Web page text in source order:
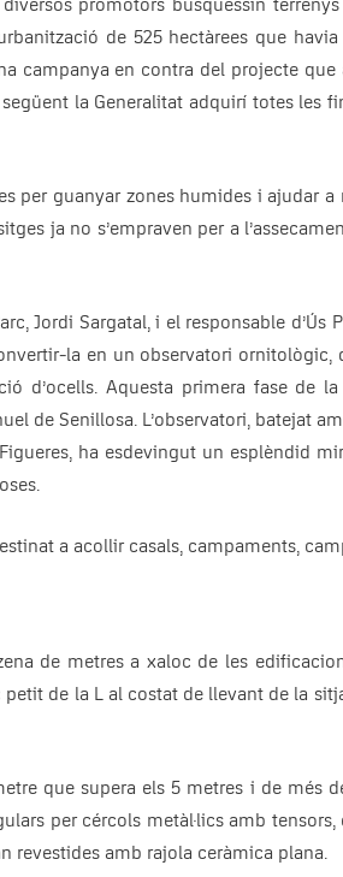
promotors busquessin
de 525 hectàrees que
campanya en contra del projecte que
la Generalitat adquirí totes les
per guanyar zones humides i ajudar
ja no s’empraven per a
Jordi Sargatal, i el responsable d’Ús
la en un observatori
d’ocells. Aquesta primera fase
de Senillosa. L’observatori, batejat
ha esdevingut un esplèndid
a acollir casals, campaments,
de metres a xaloc de les
de la L al costat de llevant de la
que supera els 5 metres i de més
per cércols metàl·lics amb
revestides amb rajola ceràmica plana.